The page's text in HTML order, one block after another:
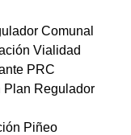
Comunal
Vialidad
PRC
Plan Regulador
Piñeo